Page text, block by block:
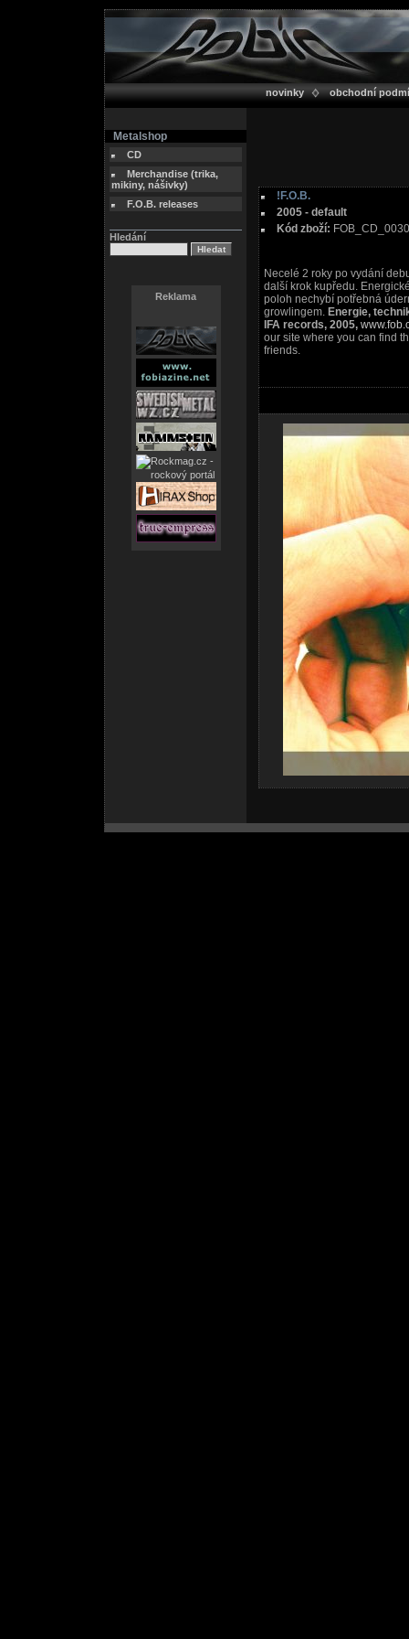
novinky obchodní
Metalshop
CD
Merchandise (trika,
mikiny, nášivky)
F.O.B. releases
Hledání
Reklama
!F.O.B.
2005 - default
Kód zboží:
Necelé 2 roky po vydání
další krok kupředu.
poloh nechybí potřebná
growlingem. Energie,
IFA records, 2005,
our site where you can find
friends.